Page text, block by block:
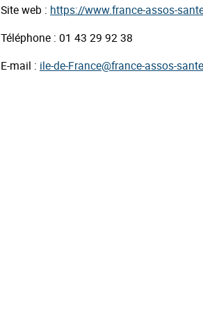
Site web : https://www.france-assos-
Téléphone : 01 43 29 92 38
E-mail : ile-de-France@france-assos-